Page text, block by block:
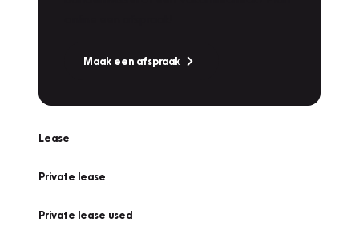
Maak een afspraak
Lease
Private lease
Private lease used